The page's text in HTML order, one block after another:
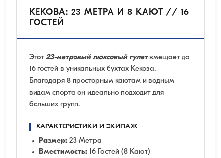
КЕКОВА: 23 МЕТРА И 8 КАЮТ // 16
ГОСТЕЙ
Этот 23-метровый люксовый гулетвмещает до
16 гостей в уникальных бухтах Кекова.
Благодаря 8 просторным каютам и водным
видам спорта он идеально подходит для
больших групп.
ХАРАКТЕРИСТИКИ И ЭКИПАЖ
Размер: 23 Метра
Вместимость: 16 Гостей (8 Кают)